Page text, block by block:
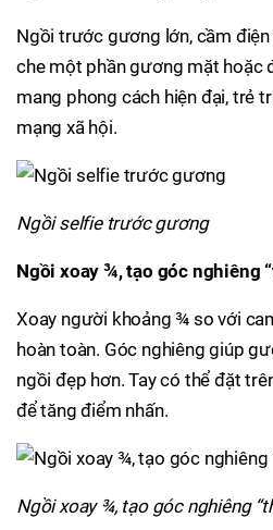
Ngồi trước gương lớn, cầm
che một phần gương mặt hoặc
mang phong cách hiện đại, trẻ
mạng xã hội.
Ngồi selfie trước gương
Ngồi xoay ¾, tạo góc nghiêng
Xoay người khoảng ¾ so với
hoàn toàn. Góc nghiêng giúp
ngồi đẹp hơn. Tay có thể đặt
để tăng điểm nhấn.
Ngồi xoay ¾, tạo góc nghiêng